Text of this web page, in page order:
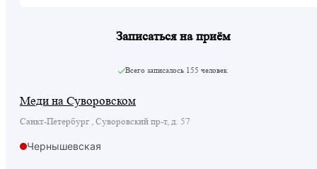
Записаться на приём
Всего записалось 155 человек
Меди на Суворовском
Санкт-Петербург , Суворовский пр-т, д. 57
Чернышевская